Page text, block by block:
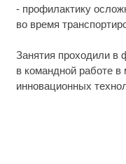
- профилактику
во время
Занятия проходили в
в командной работе
инновационных